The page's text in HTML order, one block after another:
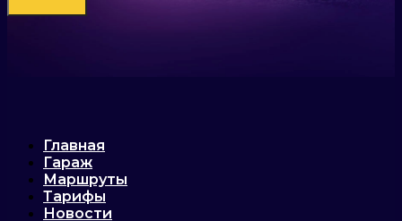
Главная
Гараж
Маршруты
Тарифы
Новости